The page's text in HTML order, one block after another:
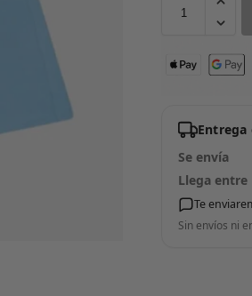
Entrega
Se envía
Llega entre
Te
Sin envíos ni